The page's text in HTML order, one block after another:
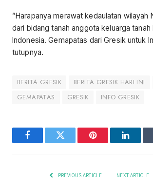
“Harapanya merawat kedaulatan wilayah
dari bidang tanah anggota keluarga tanah
Indonesia. Gemapatas dari Gresik untuk
tutupnya.
BERITA GRESIK BERITA GRESIK HARI INI
GEMAPATAS
GRESIK INFO GRESIK
FacebookTwitter Pinterest
PREVIOUS ARTICLE NEXT ARTICLE